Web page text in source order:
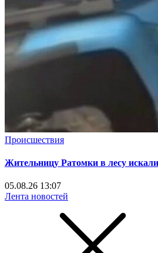
Происшествия
Жительницу Ратомки в лесу
05.08.26 13:07
Лента новостей